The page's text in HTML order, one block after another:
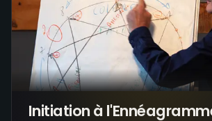
Initiation à